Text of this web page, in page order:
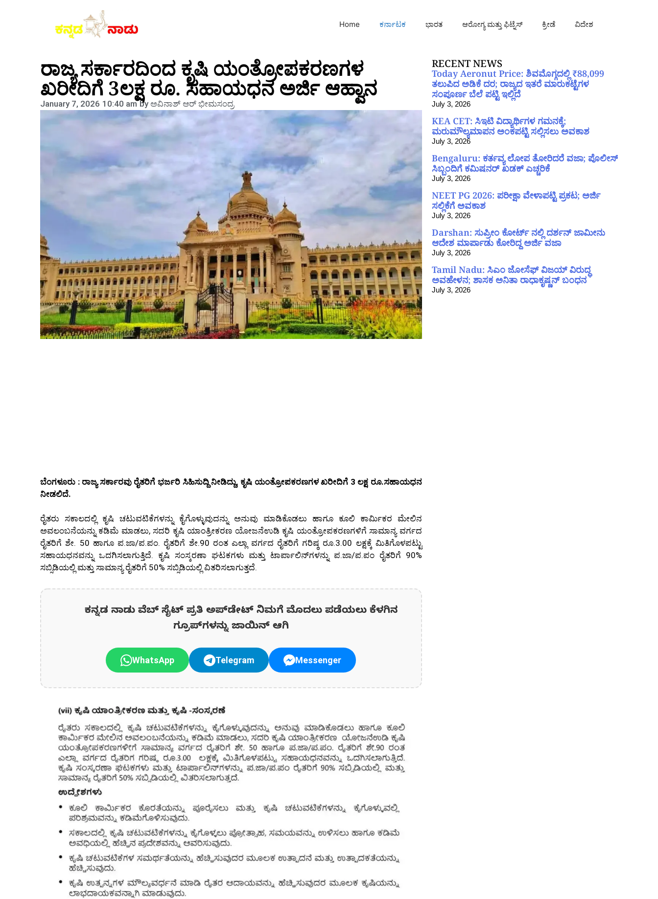
Home ಕರ್ನಾಟಕ ಭಾರತ ಆರೋಗ್ಯ ಮತ್ತು ಫಿಟ್ನೆಸ್ ಕ್ರೀಡೆ ವಿದೇಶ
ರಾಜ್ಯ ಸರ್ಕಾರದಿಂದ ಕೃಷಿ ಯಂತ್ರೋಪಕರಣಗಳ
ಖರೀದಿಗೆ 3ಲಕ್ಷ ರೂ. ಸಹಾಯಧನ ಅರ್ಜಿ ಆಹ್ವಾನ
January 7, 2026 10:40 am byಅವಿನಾಶ್‌ ಆರ್‌ ಭೀಮಸಂದ್ರ
ಬೆಂಗಳೂರು : ರಾಜ್ಯ ಸರ್ಕಾರವು ರೈತರಿಗೆ ಭರ್ಜರಿ ಸಿಹಿಸುದ್ದಿ ನೀಡಿದ್ದು, ಕೃಷಿ ಯಂತ್ರೋಪಕರಣಗಳ ಖರೀದಿಗೆ 3 ಲಕ್ಷ ರೂ.ಸಹಾಯಧನ
ನೀಡಲಿದೆ.
ರೈತರು ಸಕಾಲದಲ್ಲಿ ಕೃಷಿ ಚಟುವಟಿಕೆಗಳನ್ನು ಕೈಗೊಳ್ಳುವುದನ್ನು ಅನುವು ಮಾಡಿಕೊಡಲು ಹಾಗೂ ಕೂಲಿ ಕಾರ್ಮಿಕರ ಮೇಲಿನ
ಅವಲಂಬನೆಯನ್ನು ಕಡಿಮೆ ಮಾಡಲು, ಸದರಿ ಕೃಷಿ ಯಾಂತ್ರೀಕರಣ ಯೋಜನೆಉಡಿ ಕೃಷಿ ಯಂತ್ರೋಪಕರಣಗಳಿಗೆ ಸಾಮಾನ್ಯ ವರ್ಗದ
ರೈತರಿಗೆ ಶೇ. 50 ಹಾಗೂ ಪ.ಜಾ/ಪ.ಪಂ. ರೈತರಿಗೆ ಶೇ.90 ರಂತ ಎಲ್ಲಾ ವರ್ಗದ ರೈತರಿಗೆ ಗರಿಷ್ಠ ರೂ.3.00 ಲಕ್ಷಕ್ಕೆ ಮಿತಿಗೊಳಪಟ್ಟು
ಸಹಾಯಧನವನ್ನು ಒದಗಿಸಲಾಗುತ್ತಿದೆ. ಕೃಷಿ ಸಂಸ್ಕರಣಾ ಘಟಕಗಳು ಮತ್ತು ಟಾರ್ಪಾಲಿನ್‌ಗಳನ್ನು ಪ.ಜಾ/ಪ.ಪಂ ರೈತರಿಗೆ 90%
ಸಬ್ಸಿಡಿಯಲ್ಲಿ ಮತ್ತು ಸಾಮಾನ್ಯ ರೈತರಿಗೆ 50% ಸಬ್ಸಿಡಿಯಲ್ಲಿ ವಿತರಿಸಲಾಗುತ್ತದೆ.
ಕನ್ನಡ ನಾಡು ವೆಬ್ ಸೈಟ್ ಪ್ರತಿ ಅಪ್‌ಡೇಟ್‌ ನಿಮಗೆ ಮೊದಲು ಪಡೆಯಲು ಕೆಳಗಿನ
ಗ್ರೂಪ್‌ಗಳನ್ನು ಜಾಯಿನ್ ಆಗಿ
WhatsApp Telegram Messenger
RECENT NEWS
Today Aeronut Price: ಶಿವಮೊಗ್ಗದಲ್ಲಿ ₹88,099
ತಲುಪಿದ ಅಡಿಕೆ ದರ; ರಾಜ್ಯದ ಇತರೆ ಮಾರುಕಟ್ಟೆಗಳ
ಸಂಪೂರ್ಣ ಬೆಲೆ ಪಟ್ಟಿ ಇಲ್ಲಿದೆ
July 3, 2026
KEA CET: ಸಿಇಟಿ ವಿದ್ಯಾರ್ಥಿಗಳ ಗಮನಕ್ಕೆ;
ಮರುಮೌಲ್ಯಮಾಪನ ಅಂಕಪಟ್ಟಿ ಸಲ್ಲಿಸಲು ಅವಕಾಶ
July 3, 2026
Bengaluru: ಕರ್ತವ್ಯ ಲೋಪ ತೋರಿದರೆ ವಜಾ; ಪೊಲೀಸ್
ಸಿಬ್ಬಂದಿಗೆ ಕಮಿಷನರ್ ಖಡಕ್ ಎಚ್ಚರಿಕೆ
July 3, 2026
NEET PG 2026: ಪರೀಕ್ಷಾ ವೇಳಾಪಟ್ಟಿ ಪ್ರಕಟ; ಅರ್ಜಿ
ಸಲ್ಲಿಕೆಗೆ ಅವಕಾಶ
July 3, 2026
Darshan: ಸುಪ್ರೀಂ ಕೋರ್ಟ್ ನಲ್ಲಿ ದರ್ಶನ್ ಜಾಮೀನು
ಆದೇಶ ಮಾರ್ಪಾಡು ಕೋರಿದ್ದ ಅರ್ಜಿ ವಜಾ
July 3, 2026
Tamil Nadu: ಸಿಎಂ ಜೋಸೆಫ್ ವಿಜಯ್ ವಿರುದ್ಧ
ಅವಹೇಳನ; ಶಾಸಕ ಅನಿತಾ ರಾಧಾಕೃಷ್ಣನ್ ಬಂಧನ
July 3, 2026